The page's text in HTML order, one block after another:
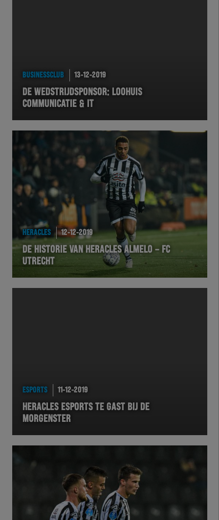
BUSINESSCLUB 13-12-2019
DE WEDSTRIJDSPONSOR: LOOHUIS
COMMUNICATIE & IT
HERACLES 12-12-2019
DE HISTORIE VAN HERACLES ALMELO – FC
UTRECHT
ESPORTS 11-12-2019
HERACLES ESPORTS TE GAST BIJ DE
MORGENSTER